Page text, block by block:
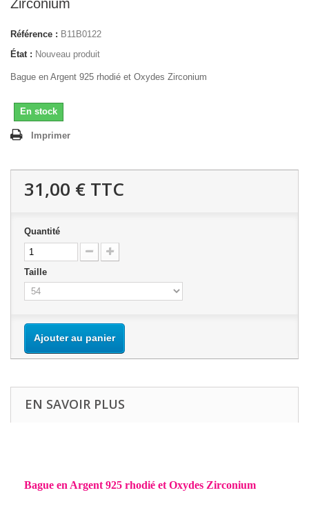
Zirconium
Référence : B11B0122
État : Nouveau produit
Bague en Argent 925 rhodié et Oxydes Zirconium
En stock
Imprimer
31,00 € TTC
Quantité
Taille
Ajouter au panier
EN SAVOIR PLUS
Bague en Argent 925 rhodié et Oxydes Zirconium